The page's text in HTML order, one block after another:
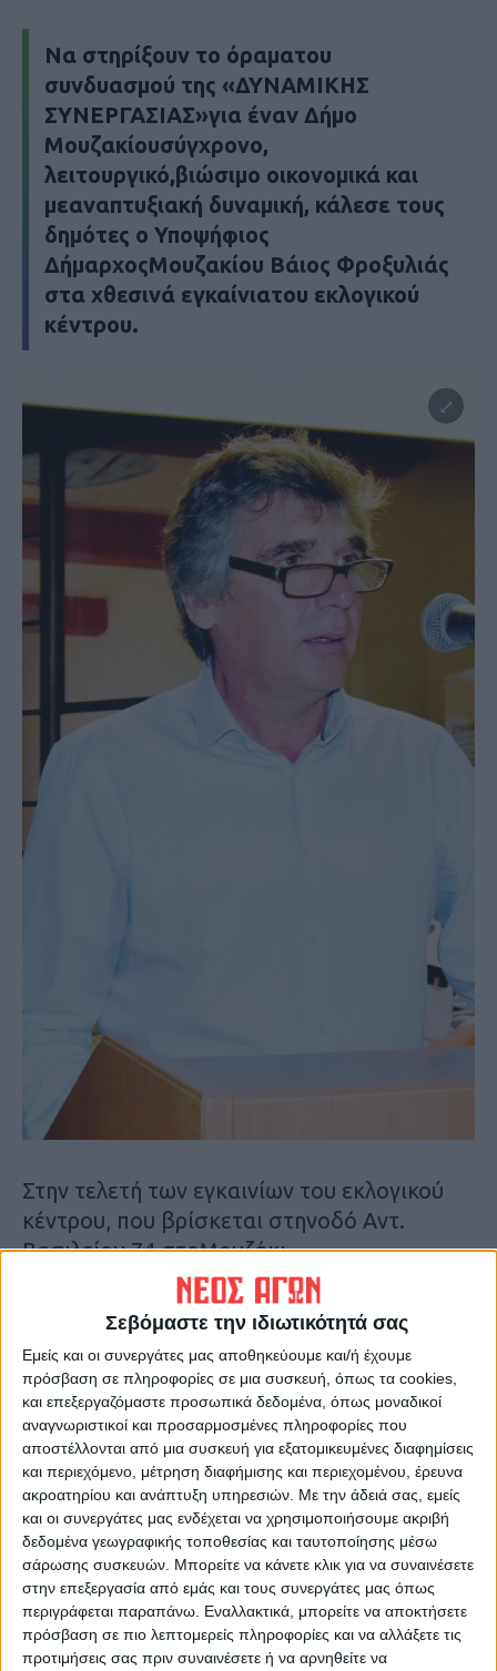
Σεβόμαστε την ιδιωτικότητά σας
Εμείς και οι συνεργάτες μας αποθηκεύουμε και/ή έχουμε
πρόσβαση σε πληροφορίες σε μια συσκευή, όπως τα cookies,
και επεξεργαζόμαστε προσωπικά δεδομένα, όπως μοναδικοί
αναγνωριστικοί και προσαρμοσμένες πληροφορίες που
αποστέλλονται από μια συσκευή για εξατομικευμένες διαφημίσεις
και περιεχόμενο, μέτρηση διαφήμισης και περιεχομένου, έρευνα
ακροατηρίου και ανάπτυξη υπηρεσιών. Με την άδειά σας, εμείς
και οι συνεργάτες μας ενδέχεται να χρησιμοποιήσουμε ακριβή
δεδομένα γεωγραφικής τοποθεσίας και ταυτοποίησης μέσω
σάρωσης συσκευών. Μπορείτε να κάνετε κλικ για να συναινέσετε
στην επεξεργασία από εμάς και τους συνεργάτες μας όπως
περιγράφεται παραπάνω. Εναλλακτικά, μπορείτε να αποκτήσετε
πρόσβαση σε πιο λεπτομερείς πληροφορίες και να αλλάξετε τις
προτιμήσεις σας πριν συναινέσετε ή να αρνηθείτε να
Να στηρίξουν το όραματου
συνδυασμού της «ΔΥΝΑΜΙΚΗΣ
ΣΥΝΕΡΓΑΣΙΑΣ»για έναν Δήμο
Μουζακίουσύγχρονο,
λειτουργικό,βιώσιμο οικονομικά και
μεαναπτυξιακή δυναμική, κάλεσε τους
δημότες ο Υποψήφιος
ΔήμαρχοςΜουζακίου Βάιος Φροξυλιάς
στα χθεσινά εγκαίνιατου εκλογικού
κέντρου.
Στην τελετή των εγκαινίων του εκλογικού
κέντρου, που βρίσκεται στηνοδό Αντ.
Βασιλείου 74 στοΜουζάκι,
πραγματοποιήθηκε η παρουσίαση
τωνυποψηφίων του συνδυασμού.
Το «παρών» έδωσε πλήθος δημοτών και
ευχήθηκε«καλή επιτυχία» στον υποψήφιο
Δήμαρχο και τουςυποψηφίους.